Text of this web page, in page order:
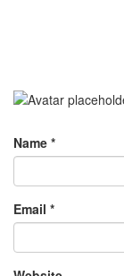
Name *
Email *